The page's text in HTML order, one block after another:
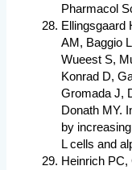
Pharmacol
Ellingsgaard
AM, Baggio
Wueest S,
Konrad D,
Gromada J,
Donath MY.
by
L cells and
Heinrich PC,